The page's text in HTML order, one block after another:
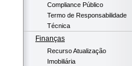
Compliance Público
Termo de Responsabilidade
Técnica
Finanças
Recurso Atualização
Imobiliária